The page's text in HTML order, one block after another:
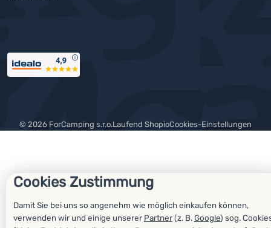
Cookies Zustimmung
Damit Sie bei uns so angenehm wie möglich einkaufen können,
verwenden wir und einige unserer Partner(z. B.Google) sog.
Auszeichnungen
© 2026 ForCamping s.r.o. laufend ShopioCookies-Einstellungen